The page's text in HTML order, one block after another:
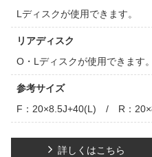
Lディスクが使用できます。
リアディスク
O・Lディスクが使用できます。
参考サイズ
F：20×8.5J+40(L) / R：
詳しくはこちら